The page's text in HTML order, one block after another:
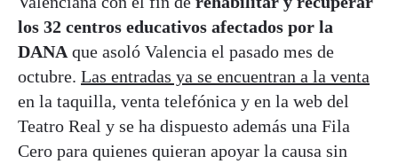
los 32 centros educativos afectados por la
DANA que asoló Valencia el pasado mes de
octubre. Las entradas ya se encuentran a la venta
en la taquilla, venta telefónica y en la web del
Teatro Real y se ha dispuesto además una Fila
Cero para quienes quieran apoyar la causa sin